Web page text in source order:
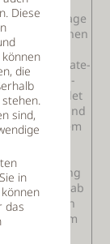
eine Massage
den möglichen
klassische
Hot-Chocolate-
Außen-
Man badet
Aussicht und
unter dem
alle
Verfügung
Aktivurlaub ab
und ein
Wald, im
Diese
die
sind,
in
das